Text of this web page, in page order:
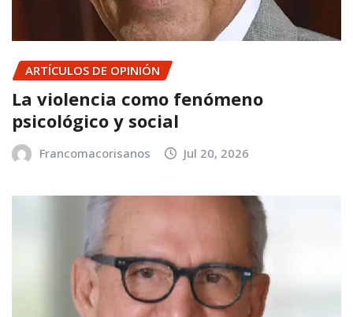
ARTÍCULOS DE OPINIÓN
La violencia como fenómeno
psicológico y social
Francomacorisanos Jul 20, 2026